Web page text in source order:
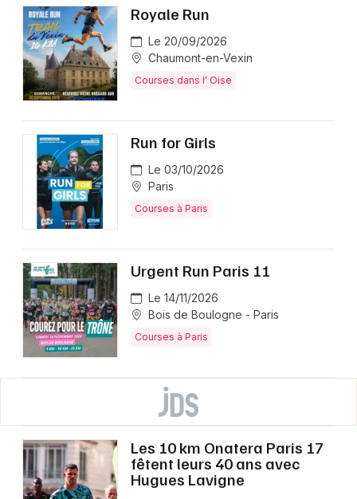
Royale Run
Le 20/09/2026
Chaumont-en-Vexin
Courses dans l' Oise
Run for Girls
Le 03/10/2026
Paris
Courses à Paris
Urgent Run Paris 11
Le 14/11/2026
Bois de Boulogne - Paris
Courses à Paris
Les 10 km Onatera Paris 17
fêtent leurs 40 ans avec
Hugues Lavigne